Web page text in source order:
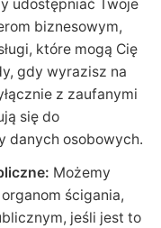
udostępniać Twoje
biznesowym,
które mogą Cię
gdy wyrazisz na
z zaufanymi
się do
danych osobowych.
Możemy
ścigania,
jeśli jest to